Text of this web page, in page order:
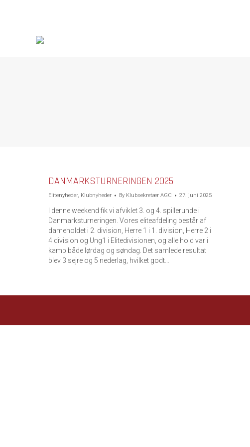
DANMARKSTURNERINGEN 2025
Elitenyheder, Klubnyheder By Klubsekretær AGC 27. juni 2025
I denne weekend fik vi afviklet 3. og 4. spillerunde i
Danmarksturneringen. Vores eliteafdeling består af
dameholdet i 2. division, Herre 1 i 1. division, Herre 2 i
4 division og Ung1 i Elitedivisionen, og alle hold var i
kamp både lørdag og søndag. Det samlede resultat
blev 3 sejre og 5 nederlag, hvilket godt…